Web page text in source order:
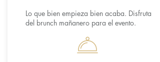
Lo que bien empieza bien acaba. Disfruta
del brunch mañanero para el evento.